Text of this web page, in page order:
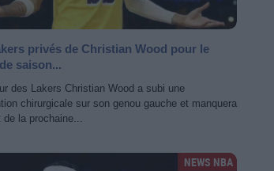
privés de Christian Wood pour le
saison...
des Lakers Christian Wood a subi une
chirurgicale sur son genou gauche et manquera
de la prochaine...
NEWS NBA